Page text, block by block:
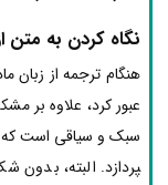
نگاه کردن به متن
هنگام ترجمه از زبان
عبور کرد، علاوه بر
پردازد. البته،